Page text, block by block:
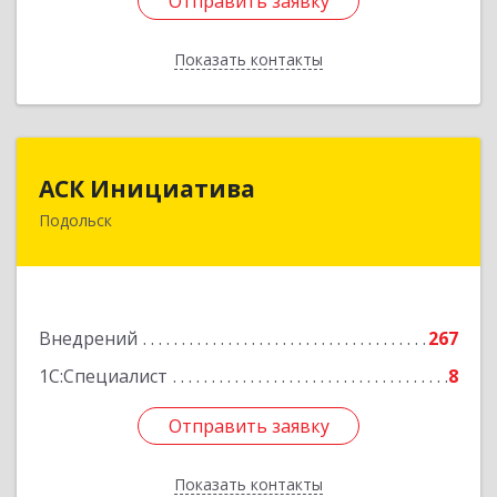
Показать контакты
Назад
АСК Инициатива
Подольск
Внедрений
267
1С:Специалист
8
Отправить заявку
Показать контакты
Отправить заявку
Назад